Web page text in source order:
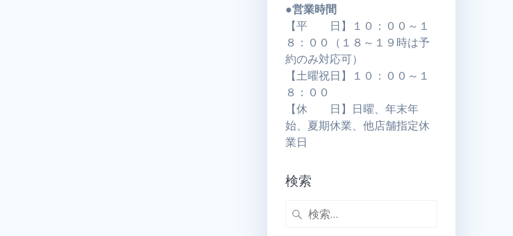
●営業時間
【平 日】１０：００～１
８：００（１８～１９時は予
約のみ対応可）
【土曜祝日】１０：００～１
８：００
【休 日】日曜、年末年
始、夏期休業、他店舗指定休
業日
検索